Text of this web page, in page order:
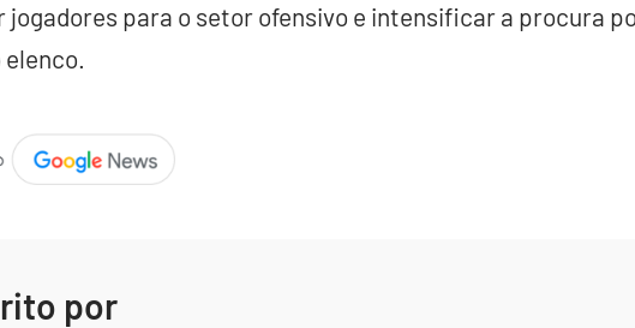
jogadores para o setor ofensivo e intensificar a procura
por